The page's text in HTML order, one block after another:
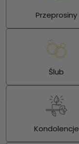
Przeprosiny
Ślub
Kondolencje